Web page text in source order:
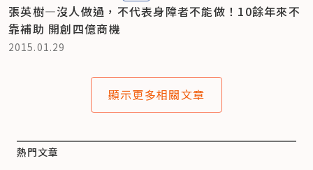
張英樹—沒人做過，不代表身障者不能做！10餘年來不
靠補助 開創四億商機
2015.01.29
顯示更多相關文章
熱門文章